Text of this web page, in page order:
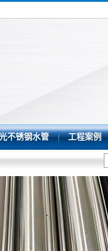
不锈钢水管 工程案例